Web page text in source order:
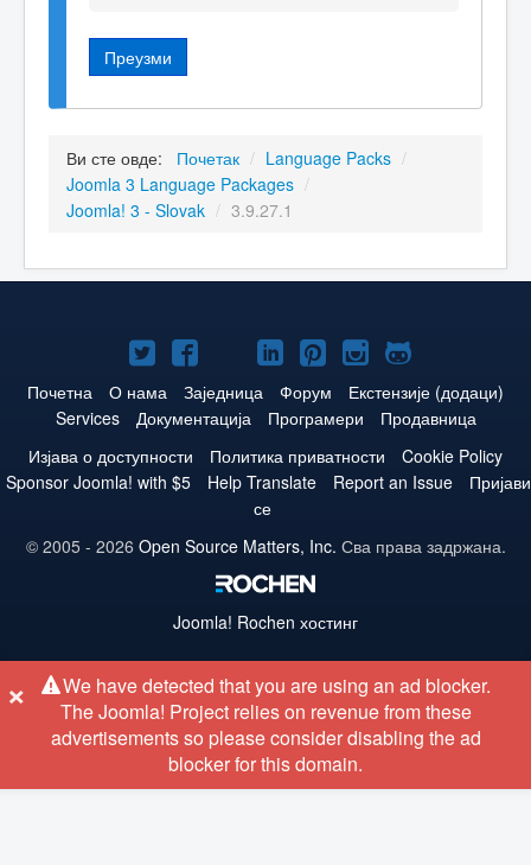
Преузми
Ви сте овде: Почетак / Language Packs /
Joomla 3 Language Packages /
Joomla! 3 - Slovak / 3.9.27.1
Joomla!
нa
Twitteru
Joomla!
нa
Facebooku
Joomla!
нa
YouTube
Joomla!
нa
LinkedIn
Joomla!
нa
Pinterest
Joomla!
нa
Instagram
Joomla!
нa
GitHub
Почетна О нама Заједница Форум
Екстензије (додаци)
Services
Документација Програмери
Продавница
Изјава о доступности
Политика приватности
Cookie Policy
Sponsor Joomla! with $5
Help Translate Report an Issue
Пријави
се
© 2005 - 2026 Open Source Matters, Inc. Сва права задржана.
Joomla! Rochen хостинг
×
We have detected that you are using an ad blocker.
The Joomla! Project relies on revenue from these
advertisements so please consider disabling the ad
blocker for this domain.